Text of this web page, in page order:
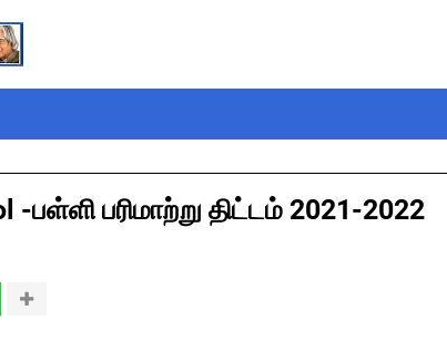
-பள்ளி பரிமாற்று திட்டம் 2021-2022